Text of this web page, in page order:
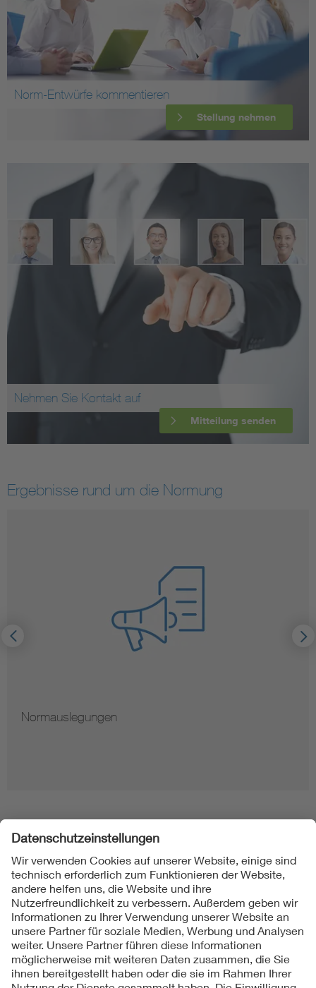
Norm-Entwürfe kommentieren
Stellung nehmen
Nehmen Sie Kontakt auf
Mitteilung senden
Ergebnisse rund um die Normung
Normauslegungen
Folgen Sie uns